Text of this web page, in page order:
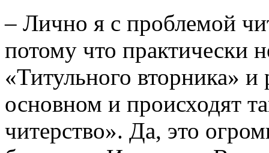
– Лично я с проблемой
потому что практически
«Титульного вторника»
основном и происходят
читерство». Да, это